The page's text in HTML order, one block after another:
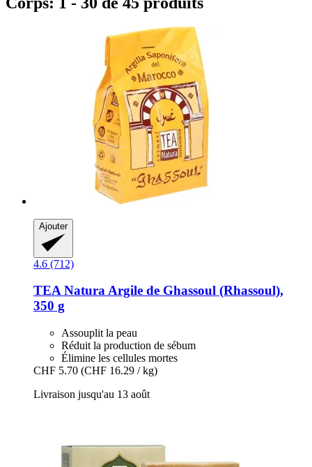
Ajouter
4.6 (712)
TEA NaturaArgile de Ghassoul (Rhassoul),
350 g
Assouplit la peau
Réduit la production de sébum
Élimine les cellules mortes
CHF 5.70 (CHF 16.29 / kg)
Livraison jusqu'au 13 août